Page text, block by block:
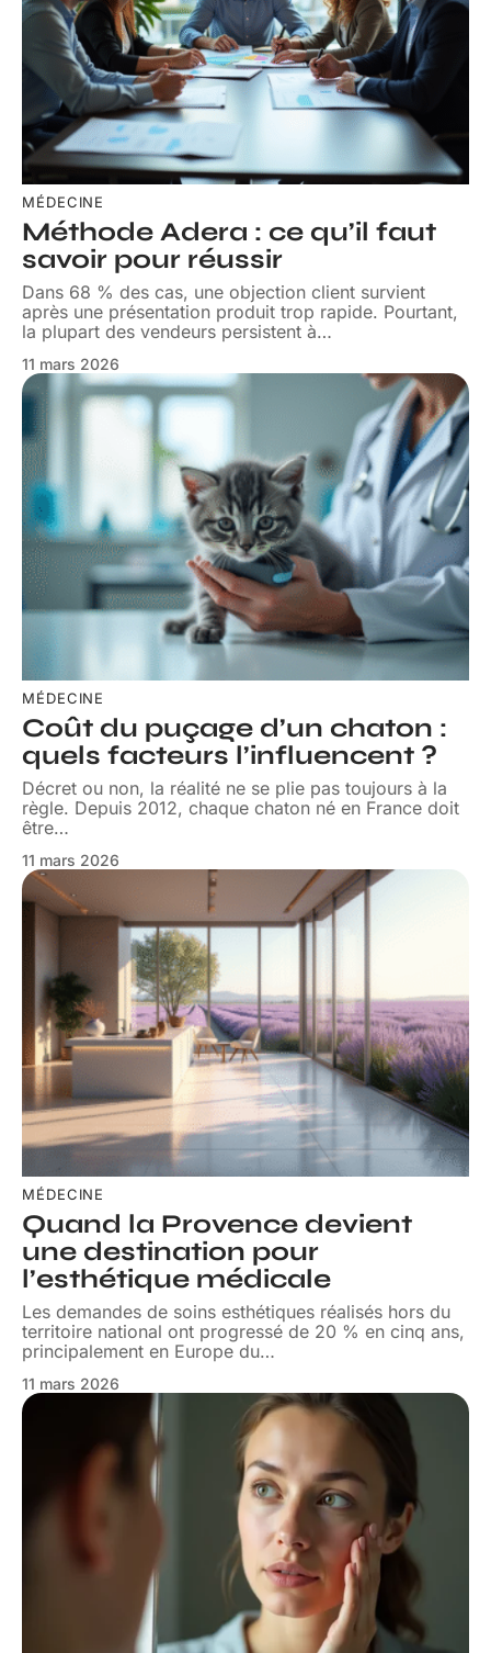
MÉDECINE
Méthode Adera : ce qu’il faut
savoir pour réussir
Dans 68 % des cas, une objection client survient
après une présentation produit trop rapide. Pourtant,
la plupart des vendeurs persistent à…
11 mars 2026
MÉDECINE
Coût du puçage d’un chaton :
quels facteurs l’influencent ?
Décret ou non, la réalité ne se plie pas toujours à la
règle. Depuis 2012, chaque chaton né en France doit
être…
11 mars 2026
MÉDECINE
Quand la Provence devient
une destination pour
l’esthétique médicale
Les demandes de soins esthétiques réalisés hors du
territoire national ont progressé de 20 % en cinq ans,
principalement en Europe du…
11 mars 2026